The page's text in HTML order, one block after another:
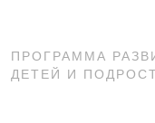
ПРОГРАММА
ДЕТЕЙ И